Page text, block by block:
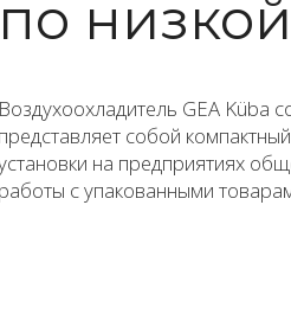
по
Воздухоохладитель GEA Küba
представляет собой
на предприятиях
работы с упакованными